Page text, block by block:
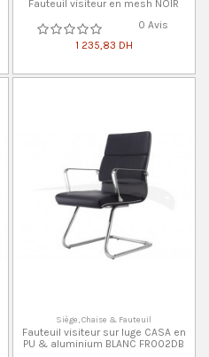
Fauteuil visiteur en mesh NOIR
0 Avis
1 235,83 DH
Siège, Chaise & Fauteuil
Fauteuil visiteur sur luge CASA en
PU & aluminium BLANC FR002DB